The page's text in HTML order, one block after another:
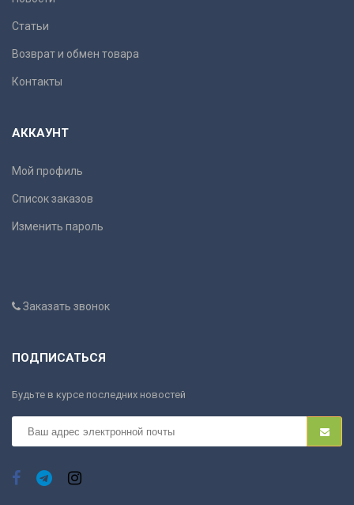
Статьи
Возврат и обмен товара
Контакты
АККАУНТ
Мой профиль
Список заказов
Изменить пароль
Заказать звонок
ПОДПИСАТЬСЯ
Будьте в курсе последних новостей